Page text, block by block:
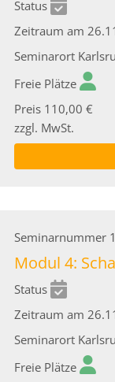
Status
Zeitraum am
Seminarort
Freie Plätze
Preis 110,00 €
zzgl. MwSt.
Seminarnummer
Modul 4:
Status
Zeitraum am
Seminarort
Freie Plätze